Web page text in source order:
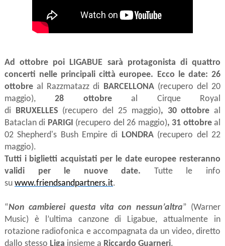
Ad ottobre poi LIGABUE sarà protagonista di quattro
concerti nelle principali città europee. Ecco le date: 26
ottobreal Razzmatazz di BARCELLONA (recupero del 20
maggio),28 ottobreal Cirque Royal
di BRUXELLES (recupero del 25 maggio), 30 ottobre al
Bataclan di PARIGI (recupero del 26 maggio), 31 ottobreal
02 Shepherd's Bush Empire di LONDRA (recupero del 22
maggio).
Tutti i biglietti acquistati per le date europee resteranno
validi per le nuove date. Tutte le info
su www.friendsandpartners.it.
“Non cambierei questa vita con nessun’altra” (Warner
Music) è l’ultima canzone di Ligabue, attualmente in
rotazione radiofonica e accompagnata da un video, diretto
dallo stesso Liga insieme a Riccardo Guarneri.